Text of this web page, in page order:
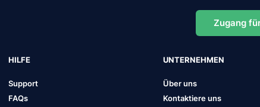
Zugang
HILFE
Support
FAQs
UNTERNEHMEN
Über uns
Kontaktiere uns